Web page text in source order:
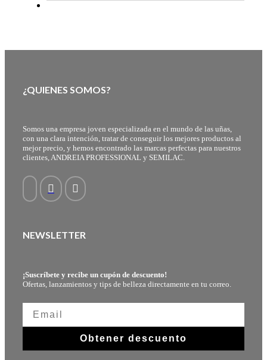
¿QUIENES SOMOS?
Somos una empresa joven especializada en el mundo de las uñas,
con una clara intención, tratar de conseguir los mejores productos al
mejor precio, y hemos encontrado las marcas perfectas para nuestros
clientes, ANDREIA PROFESSIONAL y SEMILAC.
NEWSLETTER
¡Suscríbete y recibe un cupón de descuento!
Ofertas, lanzamientos y tips de belleza directamente en tu correo.
Obtener descuento